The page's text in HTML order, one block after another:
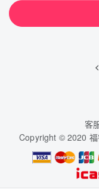
客
Copyright © 2020